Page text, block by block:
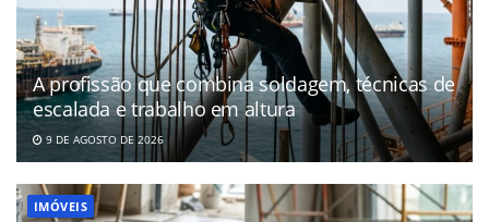
A profissão que combina soldagem, técnicas de
escalada e trabalho em altura
9 DE AGOSTO DE 2026
IMÓVEIS